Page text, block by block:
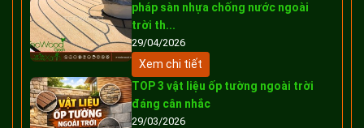
pháp sàn nhựa chống nước ngoài
trời th...
29/04/2026
Xem chi tiết
TOP 3 vật liệu ốp tường ngoài trời
đáng cân nhắc
29/03/2026